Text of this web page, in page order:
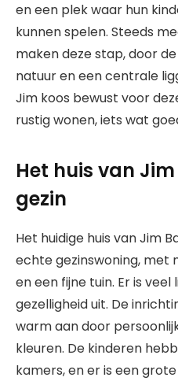
en een plek waar hun
kunnen spelen. Steeds
maken deze stap, door
natuur en een centrale
Jim koos bewust voor
rustig wonen, iets wat
Het huis van
gezin
Het huidige huis van Jim
echte gezinswoning, met
en een fijne tuin. Er is
gezelligheid uit. De
warm aan door
kleuren. De kinderen
kamers, en er is een